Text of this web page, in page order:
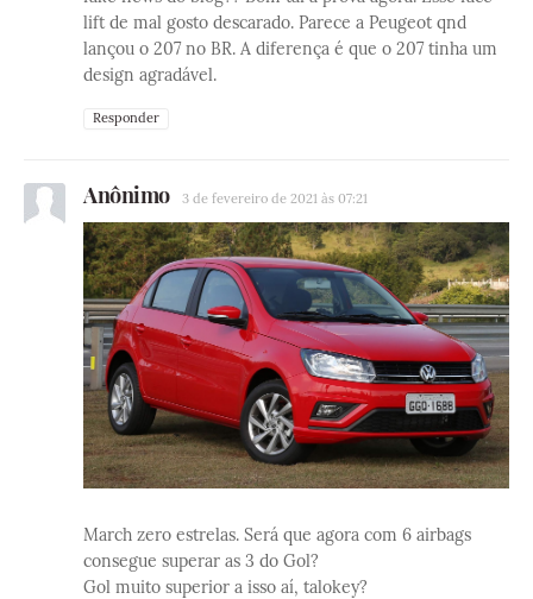
lift de mal gosto descarado. Parece a Peugeot qnd
lançou o 207 no BR. A diferença é que o 207 tinha um
design agradável.
Responder
Anônimo 3 de fevereiro de 2021 às 07:21
March zero estrelas. Será que agora com 6 airbags
consegue superar as 3 do Gol?
Gol muito superior a isso aí, talokey?